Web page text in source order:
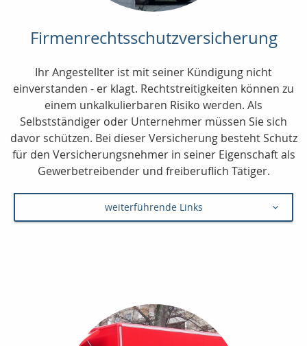
Firmenrechtsschutzversicherung
Ihr Angestellter ist mit seiner Kündigung nicht
einverstanden - er klagt. Rechtstreitigkeiten können zu
einem unkalkulierbaren Risiko werden. Als
Selbstständiger oder Unternehmer müssen Sie sich
davor schützen. Bei dieser Versicherung besteht Schutz
für den Versicherungsnehmer in seiner Eigenschaft als
Gewerbetreibender und freiberuflich Tätiger.
weiterführende Links